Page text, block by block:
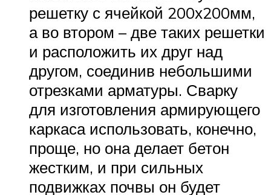
решетку с ячейкой 200х200мм,
а во втором – две таких решетки
и расположить их друг над
другом, соединив небольшими
отрезками арматуры. Сварку
для изготовления армирующего
каркаса использовать, конечно,
проще, но она делает бетон
жестким, и при сильных
подвижках почвы он будет